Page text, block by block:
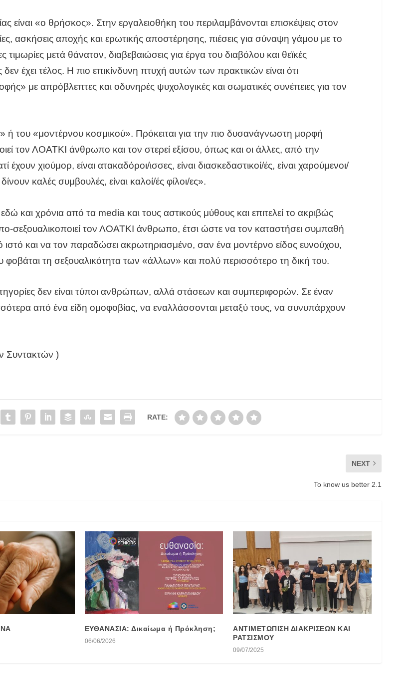
είναι «ο θρήσκος». Στην εργαλειοθήκη του περιλαμβάνονται επισκέψεις στον
ασκήσεις αποχής και ερωτικής αποστέρησης, πιέσεις για σύναψη γάμου με το
τιμωρίες μετά θάνατον, διαβεβαιώσεις για έργα του διαβόλου και θεϊκές
έχει τέλος. Η πιο επικίνδυνη πτυχή αυτών των πρακτικών είναι ότι
με απρόβλεπτες και οδυνηρές ψυχολογικές και σωματικές συνέπειες για τον
ή του «μοντέρνου κοσμικού». Πρόκειται για την πιο δυσανάγνωστη μορφή
τον ΛΟΑΤΚΙ άνθρωπο και τον στερεί εξίσου, όπως και οι άλλες, από την
χιούμορ, είναι ατακαδόροι/ισσες, είναι διασκεδαστικοί/ές, είναι χαρούμενοι/
καλές συμβουλές, είναι καλοί/ές φίλοι/ες».
και χρόνια από τα media και τους αστικούς μύθους και επιτελεί το ακριβώς
σεξουαλικοποιεί τον ΛΟΑΤΚΙ άνθρωπο, έτσι ώστε να τον καταστήσει συμπαθή
ιστό και να τον παραδώσει ακρωτηριασμένο, σαν ένα μοντέρνο είδος ευνούχου,
τη σεξουαλικότητα των «άλλων» και πολύ περισσότερο τη δική του.
δεν είναι τύποι ανθρώπων, αλλά στάσεων και συμπεριφορών. Σε έναν
από ένα είδη ομοφοβίας, να εναλλάσσονται μεταξύ τους, να συνυπάρχουν
Συντακτών )
RATE:
NEXT
To know us better 2.1
ΕΥΘΑΝΑΣΙΑ: Δικαίωμα ή Πρόκληση;
06/06/2026
ΑΝΤΙΜΕΤΩΠΙΣΗ ΔΙΑΚΡΙΣΕΩΝ ΚΑΙ
ΡΑΤΣΙΣΜΟΥ
09/07/2025